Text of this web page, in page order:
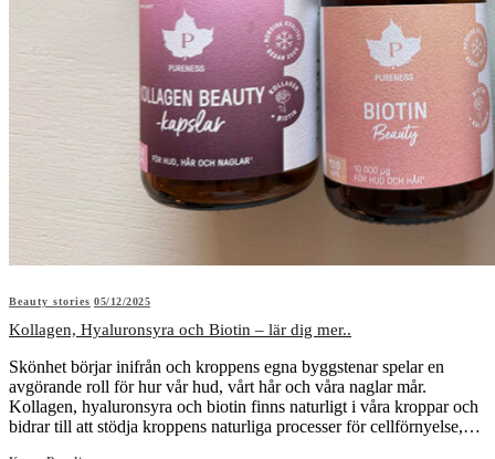
Beauty stories 05/12/2025
Kollagen, Hyaluronsyra och Biotin – lär dig mer..
Skönhet börjar inifrån och kroppens egna byggstenar spelar en
avgörande roll för hur vår hud, vårt hår och våra naglar mår.
Kollagen, hyaluronsyra och biotin finns naturligt i våra kroppar och
bidrar till att stödja kroppens naturliga processer för cellförnyelse,…